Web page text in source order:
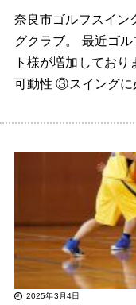
奈良市ゴルフスイン
グクラブ。 最近ゴ
ト様が増加してお
可動性 ③スイング
2025年3月4日